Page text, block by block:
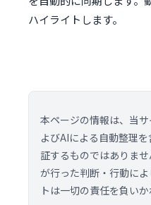
ハイライトします。
本ページの情報は、当
よびAIによる自動整理
証するものではありま
が行った判断・行動に
トは一切の責任を負いか